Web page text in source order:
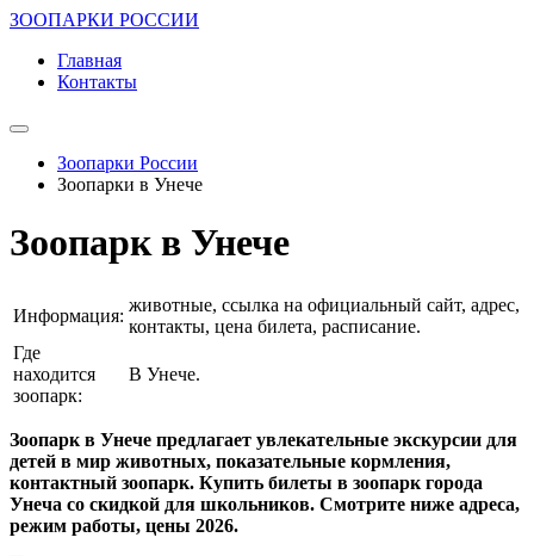
ЗООПАРКИ РОССИИ
Главная
Контакты
Зоопарки России
Зоопарки в Унече
Зоопарк в Унече
Информация:
животные, ссылка на официальный сайт, адрес,
контакты, цена билета, расписание.
Где
находится
зоопарк:
В Унече.
Зоопарк в Унече предлагает увлекательные экскурсии для
детей в мир животных, показательные кормления,
контактный зоопарк. Купить билеты в зоопарк города
Унеча со скидкой для школьников. Смотрите ниже адреса,
режим работы, цены 2026.